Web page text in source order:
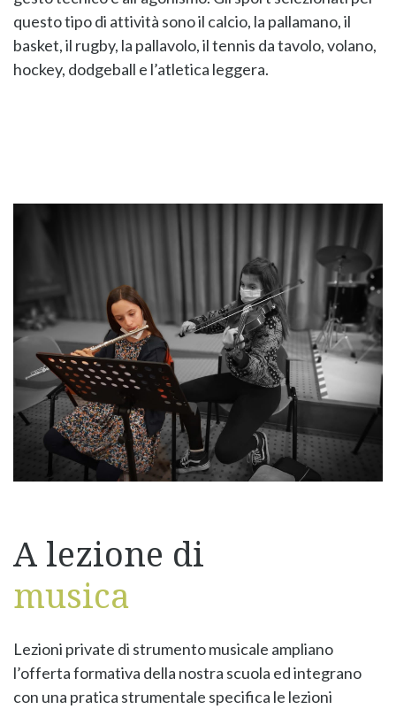
questo tipo di attività sono il calcio, la pallamano, il
basket, il rugby, la pallavolo, il tennis da tavolo, volano,
hockey, dodgeball e l’atletica leggera.
A lezione di
musica
Lezioni private di strumento musicale ampliano
l’offerta formativa della nostra scuola ed integrano
con una pratica strumentale specifica le lezioni